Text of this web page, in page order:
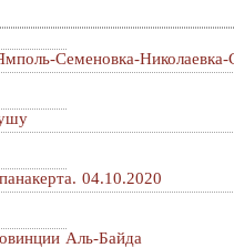
Семеновка-Николаевка-
04.10.2020
Аль-Байда